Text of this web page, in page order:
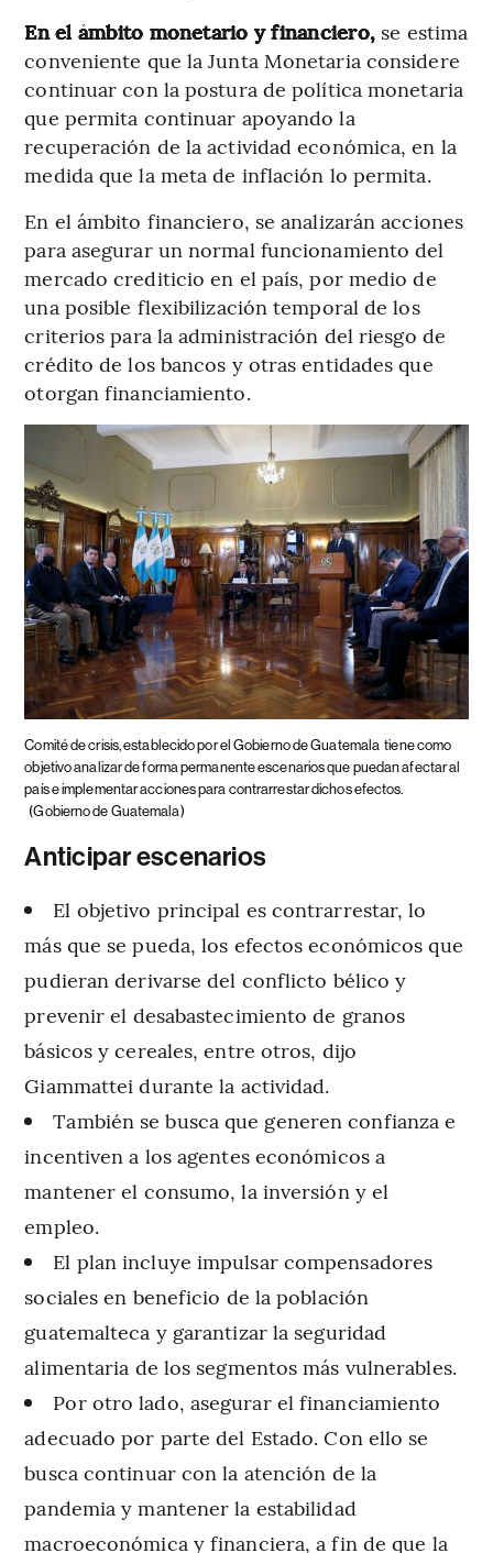
En el ámbito monetario y financiero, se estima
conveniente que la Junta Monetaria considere
continuar con la postura de política monetaria
que permita continuar apoyando la
recuperación de la actividad económica, en la
medida que la meta de inflación lo permita.
En el ámbito financiero, se analizarán acciones
para asegurar un normal funcionamiento del
mercado crediticio en el país, por medio de
una posible flexibilización temporal de los
criterios para la administración del riesgo de
crédito de los bancos y otras entidades que
otorgan financiamiento.
Comité de crisis, establecido por el Gobierno de Guatemala tiene como
objetivo analizar de forma permanente escenarios que puedan afectar al
país e implementar acciones para contrarrestar dichos efectos.
(Gobierno de Guatemala)
Anticipar escenarios
El objetivo principal es contrarrestar, lo
más que se pueda, los efectos económicos que
pudieran derivarse del conflicto bélico y
prevenir el desabastecimiento de granos
básicos y cereales, entre otros, dijo
Giammattei durante la actividad.
También se busca que generen confianza e
incentiven a los agentes económicos a
mantener el consumo, la inversión y el
empleo.
El plan incluye impulsar compensadores
sociales en beneficio de la población
guatemalteca y garantizar la seguridad
alimentaria de los segmentos más vulnerables.
Por otro lado, asegurar el financiamiento
adecuado por parte del Estado. Con ello se
busca continuar con la atención de la
pandemia y mantener la estabilidad
macroeconómica y financiera, a fin de que la